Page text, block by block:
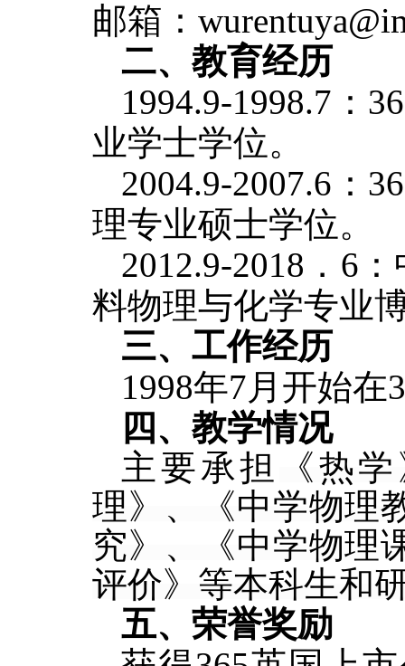
邮箱：
二、教育经历
1994.9-1998.7：
业学士学位。
2004.9-2007.6：
理专业硕士学位。
2012.9-2018．6：
料物理与化学专业
三、工作经历
1998年7月 开始在
四、教学情况
主要承担
《热
理》、《中学物理
究》 、
《中学物理
评价》 等本科生和
五、荣誉奖励